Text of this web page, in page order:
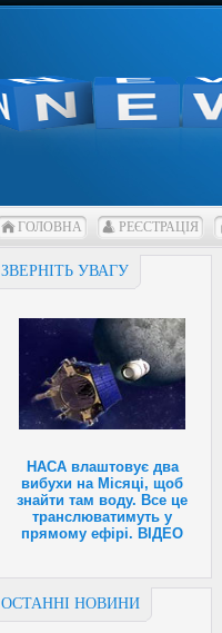
ГОЛОВНА РЕЄСТРАЦІЯ
ЗВЕРНІТЬ УВАГУ
НАСА влаштовує два
вибухи на Місяці, щоб
знайти там воду. Все це
транслюватимуть у
прямому ефірі. ВІДЕО
ОСТАННІ НОВИНИ